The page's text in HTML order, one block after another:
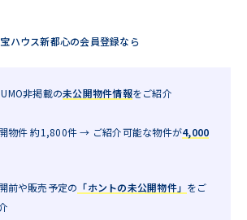
ハウス新都心の会員登録なら
非掲載の未公開物件情報をご紹介
物件 約1,800件 → ご紹介可能な物件が4,000
前や販売予定の 「ホントの未公開物件」 をご